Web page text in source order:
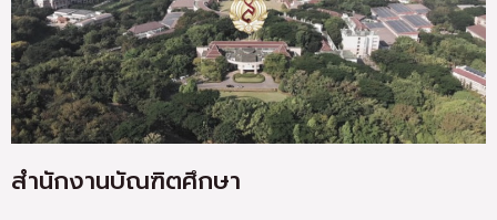
สำนักงานบัณฑิตศึกษา